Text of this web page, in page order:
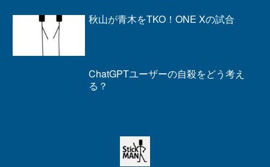
秋山が青木をTKO！ONE Xの試合
ChatGPTユーザーの自殺をどう考え
る？